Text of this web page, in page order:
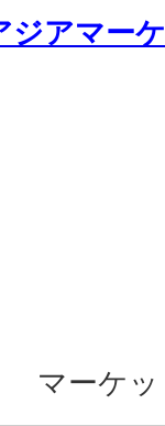
アマー
マーケッ